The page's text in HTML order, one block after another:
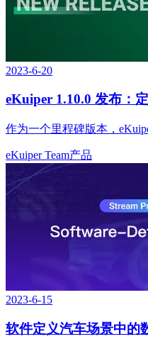
2023-6-20
eKuiper 1.10.0 发布：
作为一个里程碑版本，
eKuiper Team产品
2023-6-15
软件定义汽车场景中的